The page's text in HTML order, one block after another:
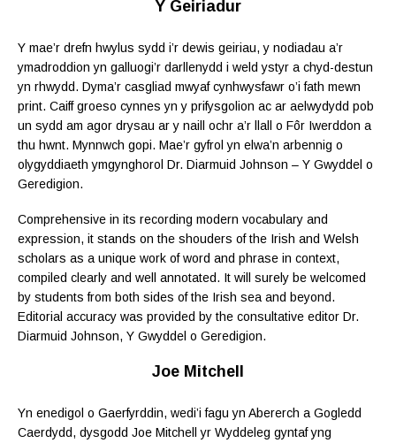
Y Geiriadur
Y mae’r drefn hwylus sydd i’r dewis geiriau, y nodiadau a’r
ymadroddion yn galluogi’r darllenydd i weld ystyr a chyd-destun
yn rhwydd. Dyma’r casgliad mwyaf cynhwysfawr o’i fath mewn
print. Caiff groeso cynnes yn y prifysgolion ac ar aelwydydd pob
un sydd am agor drysau ar y naill ochr a’r llall o Fôr Iwerddon a
thu hwnt. Mynnwch gopi. Mae’r gyfrol yn elwa’n arbennig o
olygyddiaeth ymgynghorol Dr. Diarmuid Johnson – Y Gwyddel o
Geredigion.
Comprehensive in its recording modern vocabulary and
expression, it stands on the shouders of the Irish and Welsh
scholars as a unique work of word and phrase in context,
compiled clearly and well annotated. It will surely be welcomed
by students from both sides of the Irish sea and beyond.
Editorial accuracy was provided by the consultative editor Dr.
Diarmuid Johnson, Y Gwyddel o Geredigion.
Joe Mitchell
Yn enedigol o Gaerfyrddin, wedi’i fagu yn Abererch a Gogledd
Caerdydd, dysgodd Joe Mitchell yr Wyddeleg gyntaf yng